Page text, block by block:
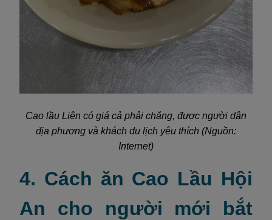
Cao lầu Liên có giá cả phải chăng, được người dân
địa phương và khách du lịch yêu thích (Nguồn:
Internet)
4. Cách ăn Cao Lầu Hội
An cho người mới bắt